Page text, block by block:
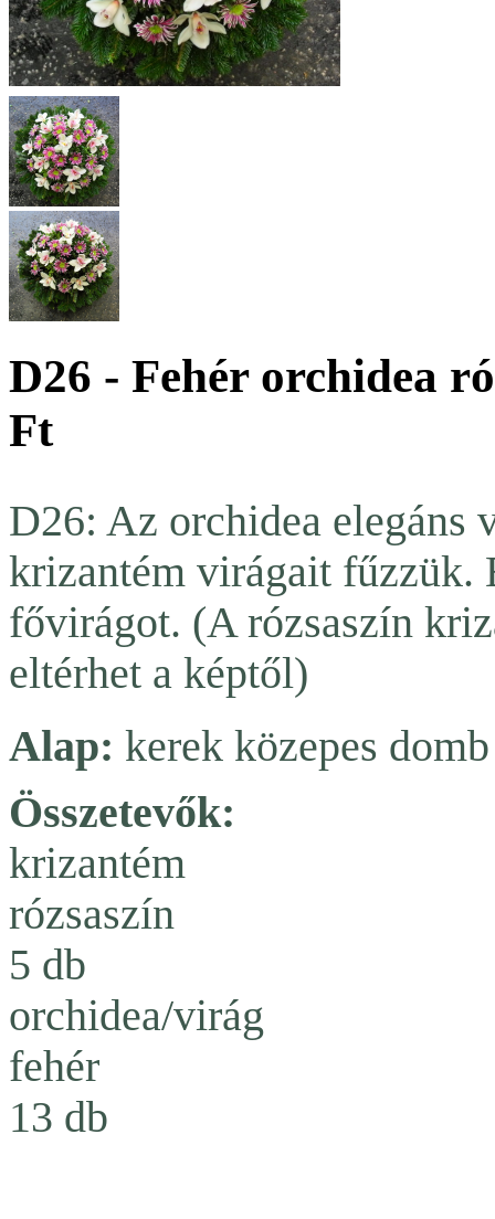
D26 - Fehér orchidea
Ft
D26: Az orchidea elegáns
krizantém virágait fűzzük.
fővirágot. (A rózsaszín
eltérhet a képtől)
Alap: kerek közepes
Összetevők:
krizantém
rózsaszín
5 db
orchidea/virág
fehér
13 db